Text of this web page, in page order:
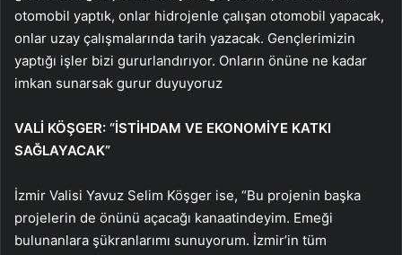
otomobil yaptık, onlar hidrojenle çalışan otomobil yapacak,
onlar uzay çalışmalarında tarih yazacak. Gençlerimizin
yaptığı işler bizi gururlandırıyor. Onların önüne ne kadar
imkan sunarsak gurur duyuyoruz
VALİ KÖŞGER: “İSTİHDAM VE EKONOMİYE KATKI
SAĞLAYACAK”
İzmir Valisi Yavuz Selim Köşger ise, “Bu projenin başka
projelerin de önünü açacağı kanaatindeyim. Emeği
bulunanlara şükranlarımı sunuyorum. İzmir’in tüm